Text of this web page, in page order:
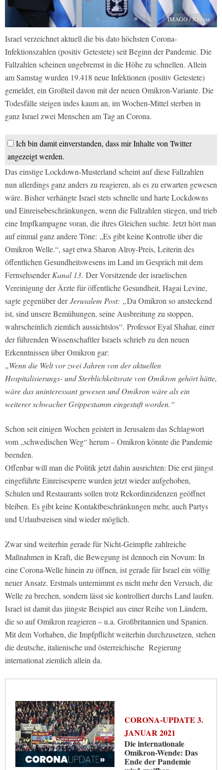
IMAGO / Xinhua
Israel verzeichnet aktuell die bis dato höchsten Corona-
Infektionszahlen (positiv Getestete) seit Beginn der Pandemie. Die
Fallzahlen scheinen ungebremst in die Höhe zu schnellen. Allein
am Samstag wurden 19.418 neue Infektionen (positiv Getestete)
gemeldet, ein Großteil davon mit der neuen Omikron-Variante. Die
Todesfälle steigen indes kaum an, im Wochen-Mittel sterben in
ganz Israel zwei Menschen am Tag an Corona.
Ich bin damit einverstanden, dass mir Inhalte von Twitter
angezeigt werden.
Das einstige Lockdown-Musterland scheint auf diese Fallzahlen
nun allerdings ganz anders zu reagieren, als es zu erwarten gewesen
wäre. Bisher verhängte Israel stets schnelle und harte Lockdowns
und Einreisebeschränkungen, wenn die Fallzahlen stiegen, und trieb
eine Impfkampagne voran, die ihres Gleichen suchte. Jetzt hört man
auf einmal ganz andere Töne: „Es gibt keine Kontrolle über die
Omikron Welle.“, sagt etwa Sharon Alroy-Preis, Leiterin des
öffentlichen Gesundheitswesens im Land im Gespräch mit dem
FernsehsenderKanal 13. Der Vorsitzende der israelischen
Vereinigung der Ärzte für öffentliche Gesundheit, Hagai Levine,
sagte gegenüber derJerusalem Post: „Da Omikron so ansteckend
ist, sind unsere Bemühungen, seine Ausbreitung zu stoppen,
wahrscheinlich ziemlich aussichtslos“. Professor Eyal Shahar, einer
der führenden Wissenschaftler Israels schrieb zu den neuen
Erkenntnissen über Omikron gar:
„Wenn die Welt vor zwei Jahren von der aktuellen
Hospitalisierungs- und Sterblichkeitsrate von Omikron gehört hätte,
wäre das uninteressant gewesen und Omikron wäre als ein
weiterer schwacher Grippestamm eingestuft worden.“
Schon seit einigen Wochen geistert in Jerusalem das Schlagwort
vom „schwedischen Weg“ herum – Omikron könnte die Pandemie
beenden.
Offenbar will man die Politik jetzt dahin ausrichten: Die erst jüngst
eingeführte Einreisesperre wurden jetzt wieder aufgehoben,
Schulen und Restaurants sollen trotz Rekordinzidenzen geöffnet
bleiben. Es gibt keine Kontaktbeschränkungen mehr, auch Partys
und Urlaubsreisen sind wieder möglich.
Zwar sind weiterhin gerade für Nicht-Geimpfte zahlreiche
Maßnahmen in Kraft, die Bewegung ist dennoch ein Novum: In
eine Corona-Welle hinein zu öffnen, ist gerade für Israel ein völlig
neuer Ansatz. Erstmals unternimmt es nicht mehr den Versuch, die
Welle zu brechen, sondern lässt sie kontrolliert durchs Land laufen.
Israel ist damit das jüngste Beispiel aus einer Reihe von Ländern,
die so auf Omikron reagieren – u.a. Großbritannien und Spanien.
Mit dem Vorhaben, die Impfpflicht weiterhin durchzusetzen, stehen
die deutsche, italienische und österreichische Regierung
international ziemlich allein da.
CORONA-UPDATE 3.
JANUAR 2021
Die internationale
Omikron-Wende: Das
Ende der Pandemie